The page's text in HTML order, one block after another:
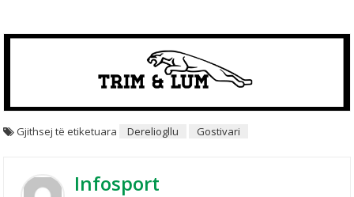
Gjithsej të etiketuara Dereliogllu Gostivari
Infosport